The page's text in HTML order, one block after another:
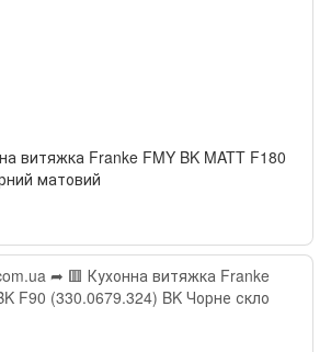
витяжка Franke FMY BK MATT F180
матовий